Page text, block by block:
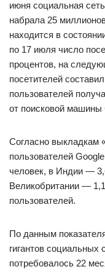
июня социальная
набрала 25
находится в
по 17 июля число
процентов, на
посетителей
пользователей
от поисковой машины
Согласно выкладкам
пользователей
человек, в Индии —
Великобритании —
пользователей.
По данным
гигантов
потребовалось 22